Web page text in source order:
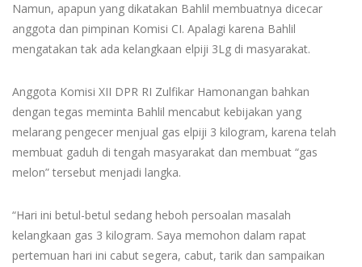
Namun, apapun yang dikatakan Bahlil membuatnya dicecar
anggota dan pimpinan Komisi CI. Apalagi karena Bahlil
mengatakan tak ada kelangkaan elpiji 3Lg di masyarakat.
Anggota Komisi XII DPR RI Zulfikar Hamonangan bahkan
dengan tegas meminta Bahlil mencabut kebijakan yang
melarang pengecer menjual gas elpiji 3 kilogram, karena telah
membuat gaduh di tengah masyarakat dan membuat “gas
melon” tersebut menjadi langka.
“Hari ini betul-betul sedang heboh persoalan masalah
kelangkaan gas 3 kilogram. Saya memohon dalam rapat
pertemuan hari ini cabut segera, cabut, tarik dan sampaikan